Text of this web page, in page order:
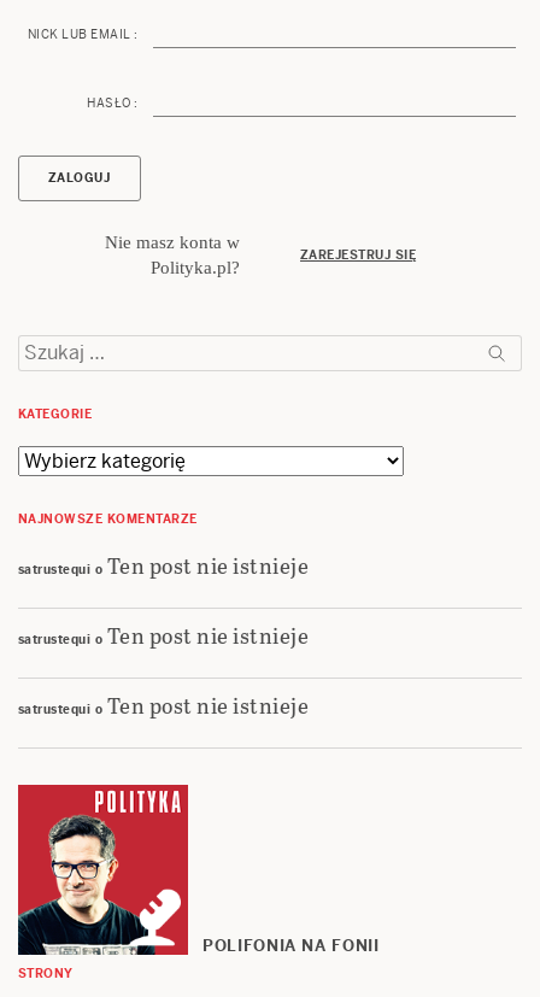
NICK LUB EMAIL :
HASŁO :
Nie masz konta w
Polityka.pl?
ZAREJESTRUJ SIĘ
Szukaj:
KATEGORIE
Kategorie
NAJNOWSZE KOMENTARZE
satrustequi o Ten post nie istnieje
satrustequi o Ten post nie istnieje
satrustequi o Ten post nie istnieje
POLIFONIA NA FONII
STRONY